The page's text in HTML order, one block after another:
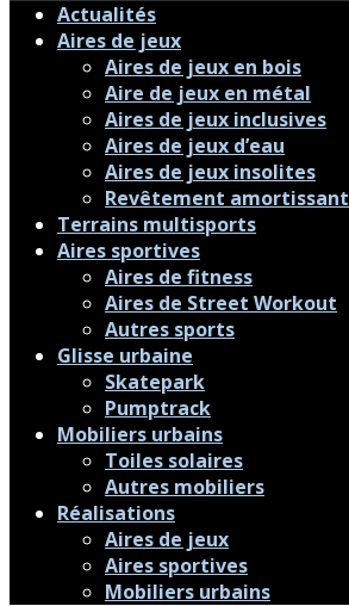
Actualités
Aires de jeux
Aires de jeux en bois
Aire de jeux en métal
Aires de jeux inclusives
Aires de jeux d’eau
Aires de jeux insolites
Revêtement amortissant
Terrains multisports
Aires sportives
Aires de fitness
Aires de Street Workout
Autres sports
Glisse urbaine
Skatepark
Pumptrack
Mobiliers urbains
Toiles solaires
Autres mobiliers
Réalisations
Aires de jeux
Aires sportives
Mobiliers urbains